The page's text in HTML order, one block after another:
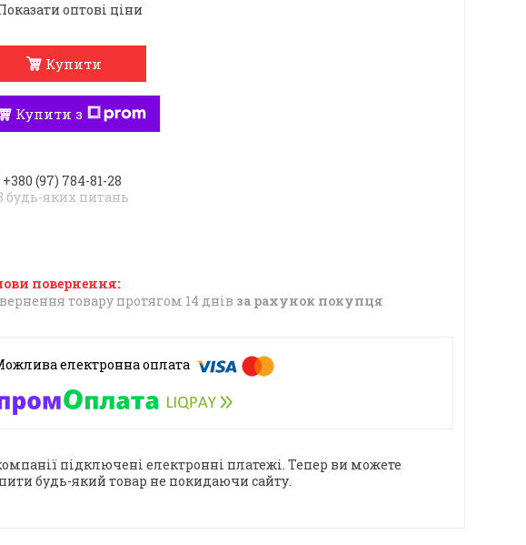
оптові ціни
Купити
Купити з
+380 (97) 784-81-28
будь-яких питань
товару протягом 14 днів за рахунок покупця
підключені електронні платежі. Тепер ви можете
будь-який товар не покидаючи сайту.